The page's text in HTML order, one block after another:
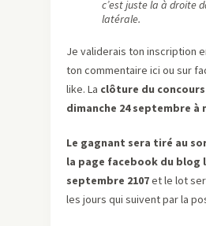
c’est juste la à droite
latérale.
Je validerais ton inscription
ton commentaire ici ou sur
like. La clôture du
dimanche 24 septembre à
Le gagnant sera tiré au
la page facebook du blog
septembre 2107et le lot
les jours qui suivent par la